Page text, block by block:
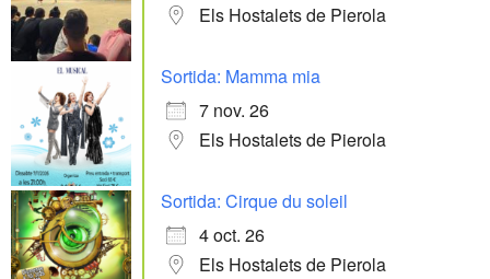
Els Hostalets de Pierola
Sortida: Mamma mia
7 nov. 26
Els Hostalets de Pierola
Sortida: Cirque du soleil
4 oct. 26
Els Hostalets de Pierola